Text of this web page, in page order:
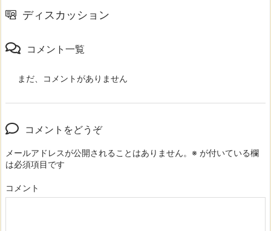
ディスカッション
コメント一覧
まだ、コメントがありません
コメントをどうぞ
メールアドレスが公開されることはありません。 ※ が付いている欄
は必須項目です
コメント